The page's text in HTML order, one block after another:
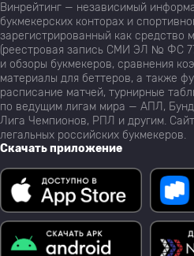
Винрейтинг — независимый
букмекерских конторах и
зарегистрированный как средство
(реестровая запись СМИ ЭЛ № ФС
и обзоры букмекеров, сравнения
материалы для беттеров, а также
расписание матчей, турнирные
по ведущим лигам мира — АПЛ,
Лига Чемпионов, РПЛ и другим.
легальных российских букмекеров.
Скачать приложение